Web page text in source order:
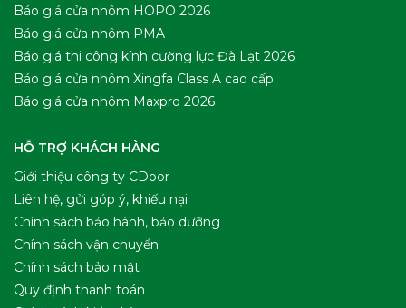
Báo giá cửa nhôm HOPO 2026
Báo giá cửa nhôm PMA
Báo giá thi công kính cường lực Đà Lạt 2026
Báo giá cửa nhôm Xingfa Class A cao cấp
Báo giá cửa nhôm Maxpro 2026
HỖ TRỢ KHÁCH HÀNG
Giới thiệu công ty CDoor
Liên hệ, gửi góp ý, khiếu nại
Chính sách bảo hành, bảo dưỡng
Chính sách vận chuyển
Chính sách bảo mật
Quy định thanh toán